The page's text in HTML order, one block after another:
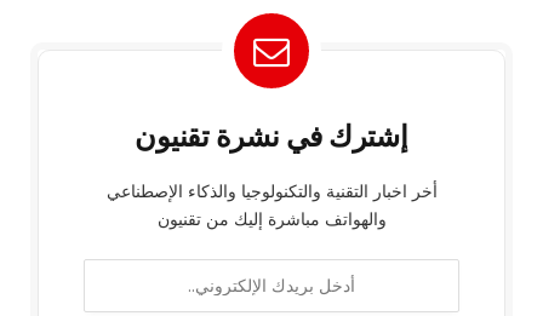
إشترك في نشرة تقنيون
أخر اخبار التقنية والتكنولوجيا والذكاء الإصطناعي
والهواتف مباشرة إليك من تقنيون